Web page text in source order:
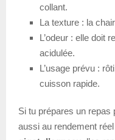
collant.
La texture : la
L’odeur : elle doit
acidulée.
L’usage prévu :
cuisson rapide.
Si tu prépares un
aussi au rendement